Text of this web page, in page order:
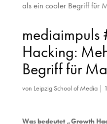
als ein cooler Begriff für
Hacking:
Begriff für
von Leipzig School of Media|
Was bedeutet „Growth